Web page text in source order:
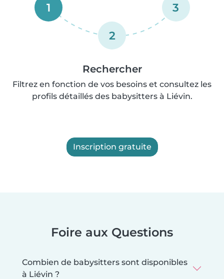
1
2
3
Rechercher
Filtrez en fonction de vos besoins et consultez les
profils détaillés des babysitters à Liévin.
Inscription gratuite
Foire aux Questions
Combien de babysitters sont disponibles
à Liévin ?